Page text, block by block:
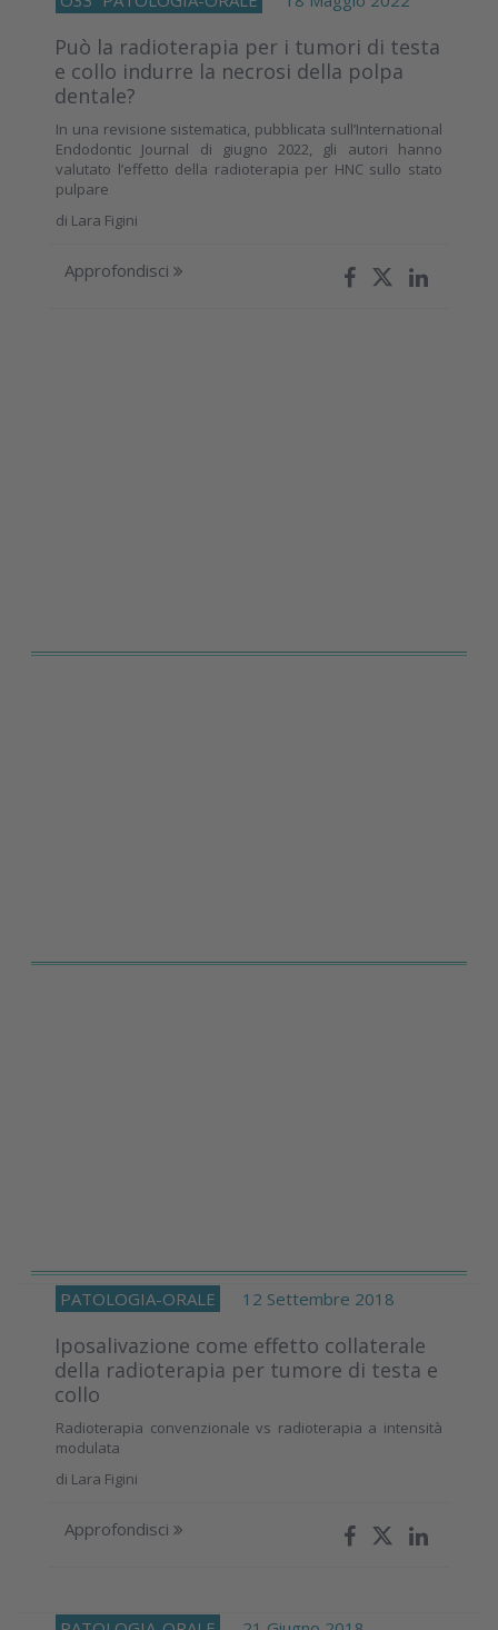
Può la radioterapia per i tumori di testa
e collo indurre la necrosi della polpa
dentale?
In una revisione sistematica, pubblicata sull’International
Endodontic Journal di giugno 2022, gli autori hanno
valutato l’effetto della radioterapia per HNC sullo stato
pulpare
di Lara Figini
Approfondisci
PATOLOGIA-ORALE 12 Settembre 2018
Iposalivazione come effetto collaterale
della radioterapia per tumore di testa e
collo
Radioterapia convenzionale vs radioterapia a intensità
modulata
di Lara Figini
Approfondisci